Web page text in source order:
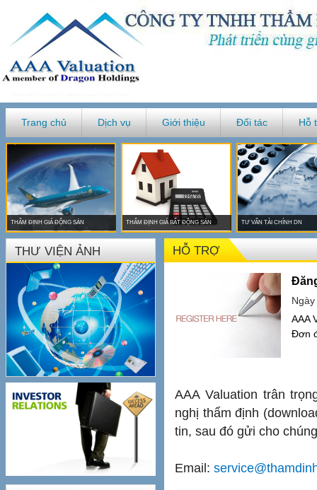
Trang chủ Dịch vụ Giới thiệu Đối tác Hỗ
THẨM ĐỊNH GIÁ ĐỘNG SẢN THẨM ĐỊNH GIÁ BẤT ĐỘNG SẢN TƯ VẤN TÀI CHÍNH DN
THƯ VIỆN ẢNH HỖ TRỢ
AAA
Đơn
AAA Valuation trân
nghị thẩm định
tin, sau đó gửi cho
Email: